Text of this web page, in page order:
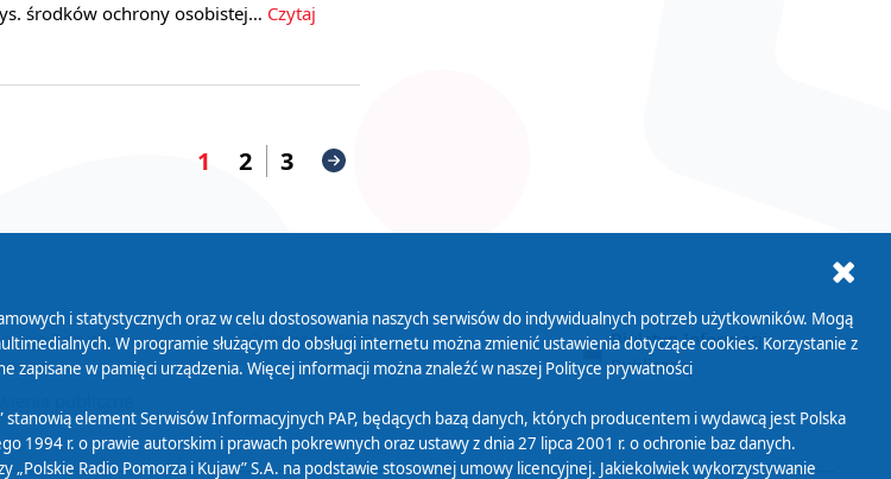
środków ochrony osobistej… Czytaj
1 2 3
Pożytku
Cyfryzacja DAB+
Biuletyn Informacji
Publicznej
i statystycznych oraz w celu dostosowania naszych serwisów do indywidualnych potrzeb użytkowników. Mogą
W programie służącym do obsługi internetu można zmienić ustawienia dotyczące cookies. Korzystanie z
w pamięci urządzenia. Więcej informacji można znaleźć w naszej Polityce prywatności
element Serwisów Informacyjnych PAP, będących bazą danych, których producentem i wydawcą jest Polska
1994 r. o prawie autorskim i prawach pokrewnych oraz ustawy z dnia 27 lipca 2001 r. o ochronie baz danych.
„Polskie Radio Pomorza i Kujaw” S.A. na podstawie stosownej umowy licencyjnej. Jakiekolwiek wykorzystywanie